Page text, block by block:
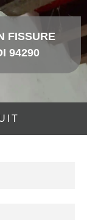
FISSURE
94290